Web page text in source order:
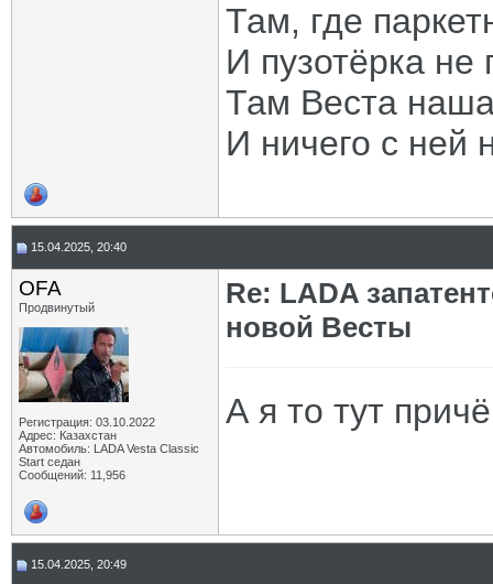
Там, где
И пузотёрка не
Там Веста
И ничего с ней
15.04.2025, 20:40
OFA
Продвинутый
Регистрация: 03.10.2022
Адрес: Казахстан
Автомобиль: LADA Vesta Classic
Start седан
Сообщений: 11,956
Re: LADA
новой Весты
А я то тут
15.04.2025, 20:49